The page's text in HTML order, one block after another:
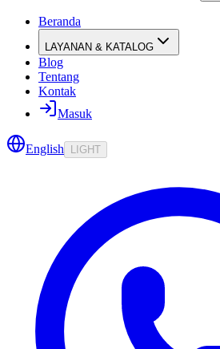
Beranda
LAYANAN & KATALOG
Blog
Tentang
Kontak
Masuk
English LIGHT